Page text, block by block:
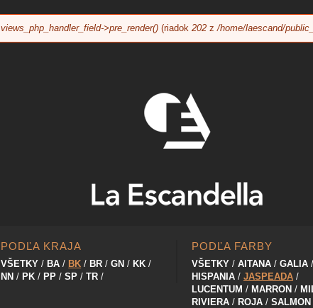
views_php_handler_field->pre_render() (riadok 202 z /home/laescand/
PODĽA KRAJA
VŠETKY BA BK BR GN
KK
NN
PK PP SP TR
PODĽA FARBY
VŠETKY AITANA
GALIA
HISPANIA
JASPEADA
LUCENTUM
MARRON
RIVIERA
ROJA
SALMON